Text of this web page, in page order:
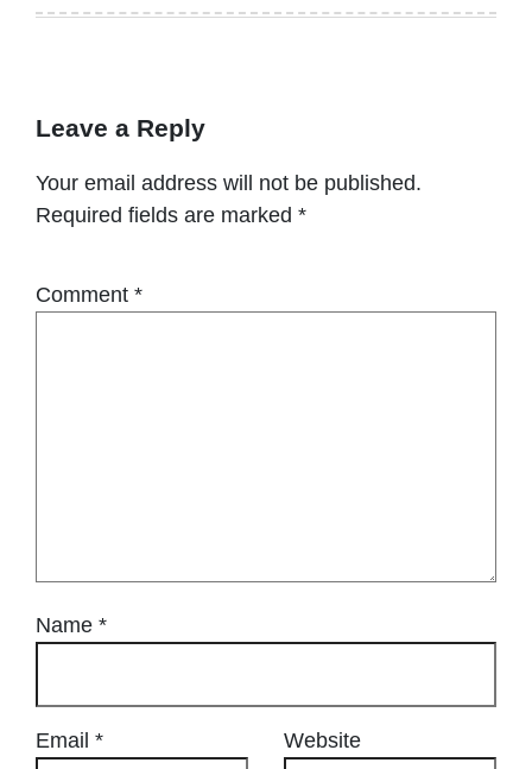
Leave a Reply
Your email address will not be published.
Required fields are marked *
Comment *
Name *
Email * Website